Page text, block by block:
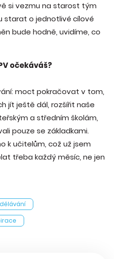
si vezmu na starost tým
starat o jednotlivé cílové
bude hodně, uvidíme, co
očekáváš?
moct pokračovat v tom,
jít ještě dál, rozšířit naše
a středním školám,
pouze se základkami.
k učitelům, což už jsem
třeba každý měsíc, ne jen